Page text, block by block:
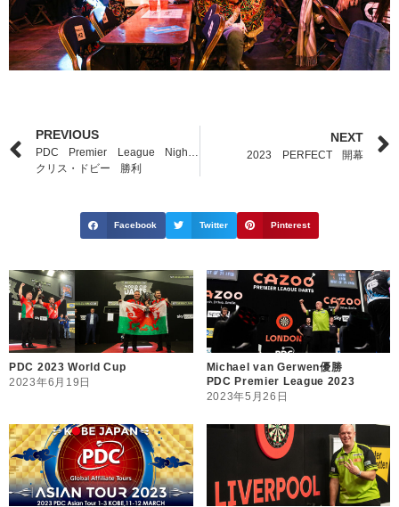
PREVIOUS
PDC Premier League Night 1
クリス・ドビー 勝利
NEXT
2023 PERFECT 開幕
Facebook Twitter Pinterest
PDC 2023 World Cup
2023年6月19日
Michael van Gerwen優勝
PDC Premier League 2023
2023年5月26日